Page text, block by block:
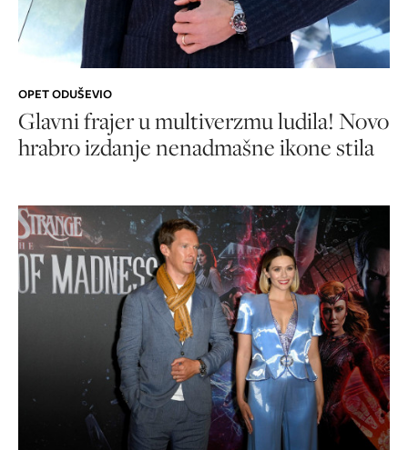
OPET ODUŠEVIO
Glavni frajer u multiverzmu ludila! Novo
hrabro izdanje nenadmašne ikone stila